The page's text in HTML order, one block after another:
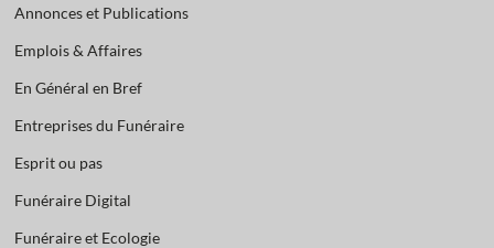
Annonces et Publications
Emplois & Affaires
En Général en Bref
Entreprises du Funéraire
Esprit ou pas
Funéraire Digital
Funéraire et Ecologie